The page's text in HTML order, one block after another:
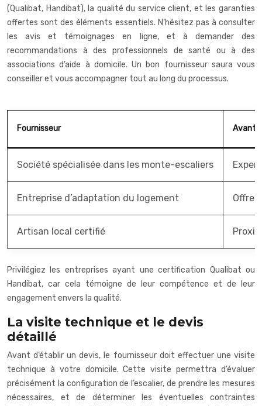
(Qualibat, Handibat), la qualité du service client, et les garanties
offertes sont des éléments essentiels. N’hésitez pas à consulter
les avis et témoignages en ligne, et à demander des
recommandations à des professionnels de santé ou à des
associations d’aide à domicile. Un bon fournisseur saura vous
conseiller et vous accompagner tout au long du processus.
Fournisseur
Société spécialisée dans les monte-escaliers
Entreprise d’adaptation du logement Offre
Artisan local certifié
Privilégiez les entreprises ayant une certification Qualibat ou
Handibat, car cela témoigne de leur compétence et de leur
engagement envers la qualité.
La visite technique et le devis
détaillé
Avant d’établir un devis, le fournisseur doit effectuer une visite
technique à votre domicile. Cette visite permettra d’évaluer
précisément la configuration de l’escalier, de prendre les mesures
nécessaires, et de déterminer les éventuelles contraintes